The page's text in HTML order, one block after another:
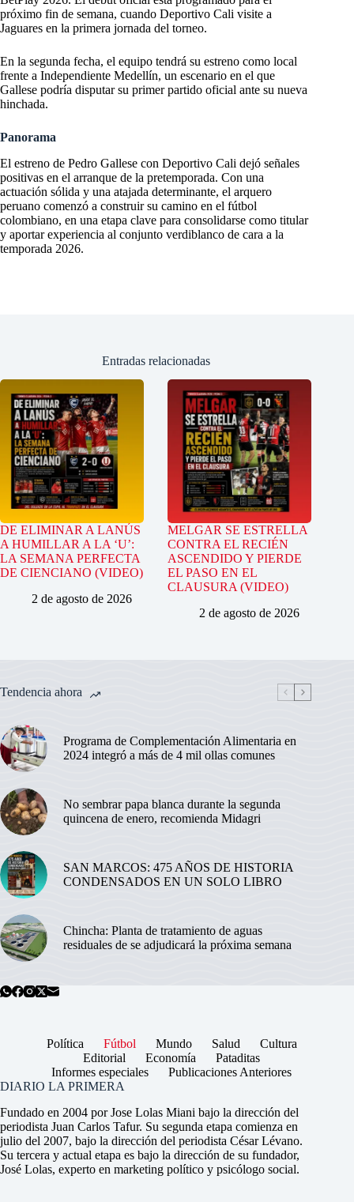
próximo fin de semana, cuando Deportivo Cali visite a
Jaguares en la primera jornada del torneo.
En la segunda fecha, el equipo tendrá su estreno como local
frente a Independiente Medellín, un escenario en el que
Gallese podría disputar su primer partido oficial ante su nueva
hinchada.
Panorama
El estreno de Pedro Gallese con Deportivo Cali dejó señales
positivas en el arranque de la pretemporada. Con una
actuación sólida y una atajada determinante, el arquero
peruano comenzó a construir su camino en el fútbol
colombiano, en una etapa clave para consolidarse como titular
y aportar experiencia al conjunto verdiblanco de cara a la
temporada 2026.
Entradas relacionadas
DE ELIMINAR A LANÚS
A HUMILLAR A LA ‘U’:
LA SEMANA PERFECTA
DE CIENCIANO (VIDEO)
2 de agosto de 2026
MELGAR SE ESTRELLA
CONTRA EL RECIÉN
ASCENDIDO Y PIERDE
EL PASO EN EL
CLAUSURA (VIDEO)
2 de agosto de 2026
Tendencia ahora
Programa de Complementación Alimentaria en
2024 integró a más de 4 mil ollas comunes
No sembrar papa blanca durante la segunda
quincena de enero, recomienda Midagri
SAN MARCOS: 475 AÑOS DE HISTORIA
CONDENSADOS EN UN SOLO LIBRO
Chincha: Planta de tratamiento de aguas
residuales de se adjudicará la próxima semana
Política Fútbol Mundo Salud
Cultura
Editorial
Economía
Pataditas
Informes especiales
Publicaciones Anteriores
DIARIO LA PRIMERA
Fundado en 2004 por Jose Lolas Miani bajo la dirección del
periodista Juan Carlos Tafur. Su segunda etapa comienza en
julio del 2007, bajo la dirección del periodista César Lévano.
Su tercera y actual etapa es bajo la dirección de su fundador,
José Lolas, experto en marketing político y psicólogo social.